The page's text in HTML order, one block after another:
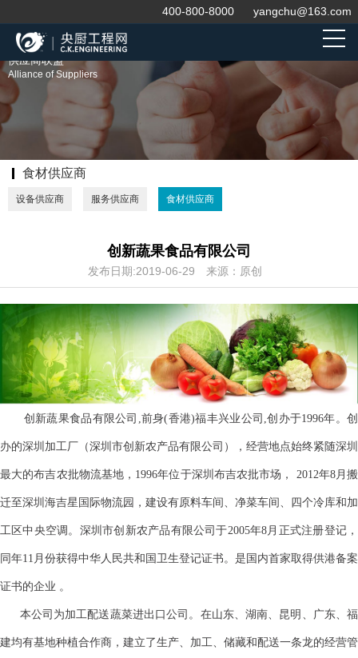
400-800-8000 yangchu@163.com
供应商联盟
Alliance of Suppliers
食材供应商
设备供应商 服务供应商 食材供应商
创新蔬果食品有限公司
发布日期:2019-06-29 来源：原创
创新蔬果食品有限公司,前身(香港)福丰兴业公司,创办于1996年。创
办的深圳加工厂（深圳市创新农产品有限公司），经营地点始终紧随深圳
最大的布吉农批物流基地，1996年位于深圳布吉农批市场， 2012年8月搬
迁至深圳海吉星国际物流园，建设有原料车间、净菜车间、四个冷库和加
工区中央空调。深圳市创新农产品有限公司于2005年8月正式注册登记，
同年11月份获得中华人民共和国卫生登记证书。是国内首家取得供港备案
证书的企业 。
本公司为加工配送蔬菜进出口公司。在山东、湖南、昆明、广东、福
建均有基地种植合作商，建立了生产、加工、储藏和配送一条龙的经营管